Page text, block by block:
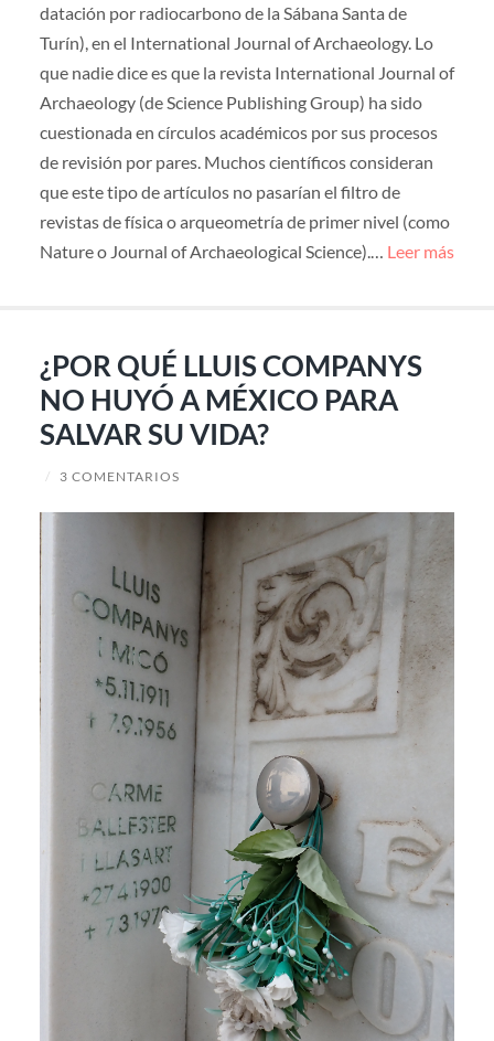
datación por radiocarbono de la Sábana Santa de
Turín), en el International Journal of Archaeology. Lo
que nadie dice es que la revista International Journal of
Archaeology (de Science Publishing Group) ha sido
cuestionada en círculos académicos por sus procesos
de revisión por pares. Muchos científicos consideran
que este tipo de artículos no pasarían el filtro de
revistas de física o arqueometría de primer nivel (como
Nature o Journal of Archaeological Science).… Leer más
¿POR QUÉ LLUIS COMPANYS
NO HUYÓ A MÉXICO PARA
SALVAR SU VIDA?
/ 3 COMENTARIOS